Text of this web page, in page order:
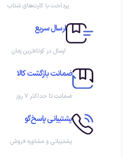
پرداخت با کارت‌های شتاب
ارسال سریع
ارسال در کوتاه‌ترین زمان
ضمانت بازگشت کالا
ضمانت تا حداکثر ۷ روز
پشتیبانی پاسخ‌گو
پشتیبانی و مشاوره فروش